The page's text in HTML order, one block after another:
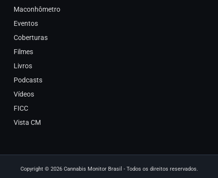
Maconhômetro
Eventos
Coberturas
Filmes
Livros
Podcasts
Vídeos
FICC
Vista CM
Copyright © 2026 Cannabis Monitor Brasil - Todos os direitos reservados.